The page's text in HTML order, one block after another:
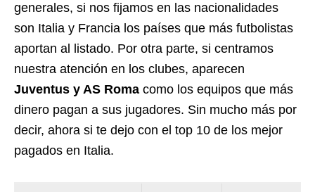
generales, si nos fijamos en las nacionalidades
son Italia y Francia los países que más futbolistas
aportan al listado. Por otra parte, si centramos
nuestra atención en los clubes, aparecen
Juventus y AS Roma como los equipos que más
dinero pagan a sus jugadores. Sin mucho más por
decir, ahora si te dejo con el top 10 de los mejor
pagados en Italia.